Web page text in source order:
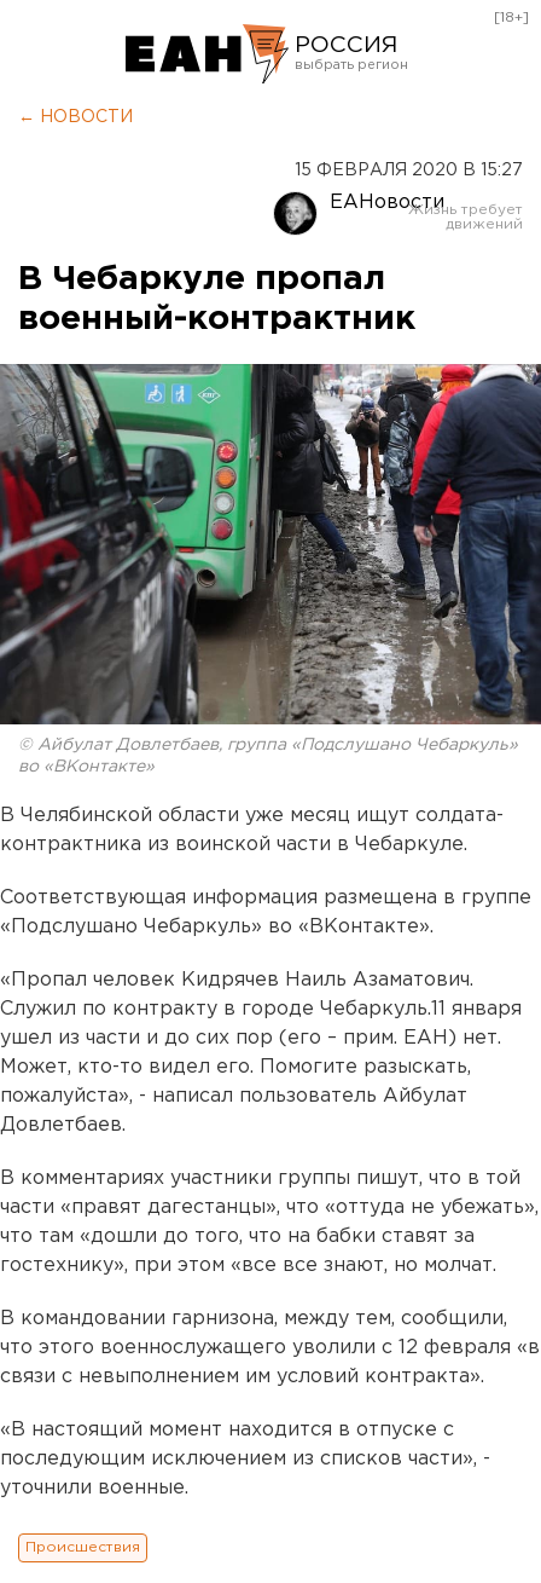
РОССИЯ
Оренбург
[18+]
← НОВОСТИ
15 ФЕВРАЛЯ 2020 В 15:27
ЕАНовости
В Чебаркуле пропал
военный-контрактник
© Айбулат Довлетбаев, группа «Подслушано Чебаркуль»
во «ВКонтакте»
В Челябинской области уже месяц ищут солдата-
контрактника из воинской части в Чебаркуле.
Соответствующая информация размещена в группе
«Подслушано Чебаркуль» во «ВКонтакте».
«Пропал человек Кидрячев Наиль Азаматович.
Служил по контракту в городе Чебаркуль.11 января
ушел из части и до сих пор (его – прим. ЕАН) нет.
Может, кто-то видел его. Помогите разыскать,
пожалуйста», - написал пользователь Айбулат
Довлетбаев.
В комментариях участники группы пишут, что в той
части «правят дагестанцы», что «оттуда не убежать»,
что там «дошли до того, что на бабки ставят за
гостехнику», при этом «все все знают, но молчат.
В командовании гарнизона, между тем, сообщили,
что этого военнослужащего уволили с 12 февраля «в
связи с невыполнением им условий контракта».
«В настоящий момент находится в отпуске с
последующим исключением из списков части», -
уточнили военные.
Происшествия